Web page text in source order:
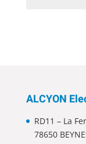
ALCYON
RD11 – La
78650